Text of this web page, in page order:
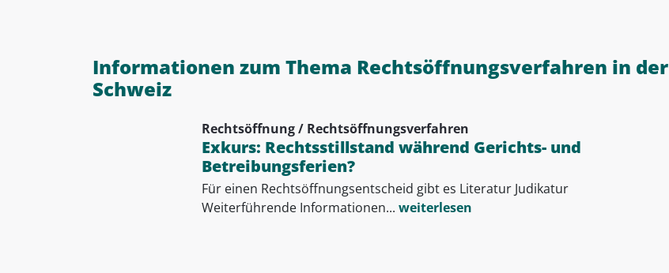
Informationen zum Thema Rechtsöffnungsverfahren in der
Schweiz
Rechtsöffnung / Rechtsöffnungsverfahren
Exkurs: Rechtsstillstand während Gerichts- und
Betreibungsferien?
Für einen Rechtsöffnungsentscheid gibt es Literatur Judikatur
Weiterführende Informationen... weiterlesen